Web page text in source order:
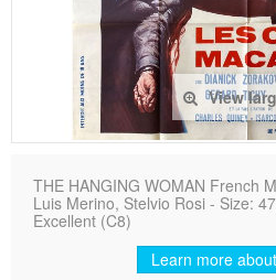
View
THE HANGING WOMAN French
Luis Merino, Stelvio Rosi - Size:
Excellent (C8)
Learn more